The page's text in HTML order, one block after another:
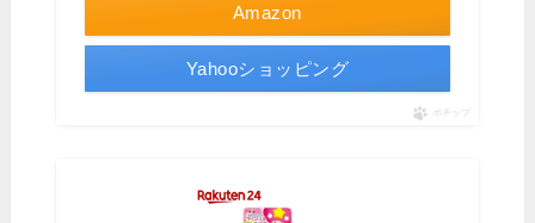
Amazon
Yahooショッピング
ポチップ